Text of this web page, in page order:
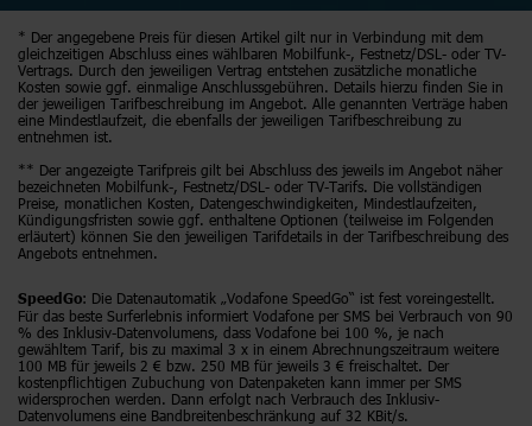
* Der angegebene Preis für diesen Artikel gilt nur in Verbindung mit dem
gleichzeitigen Abschluss eines wählbaren Mobilfunk-, Festnetz/DSL- oder TV-
Vertrags. Durch den jeweiligen Vertrag entstehen zusätzliche monatliche
Kosten sowie ggf. einmalige Anschlussgebühren. Details hierzu finden Sie in
der jeweiligen Tarifbeschreibung im Angebot. Alle genannten Verträge haben
eine Mindestlaufzeit, die ebenfalls der jeweiligen Tarifbeschreibung zu
entnehmen ist.
** Der angezeigte Tarifpreis gilt bei Abschluss des jeweils im Angebot näher
bezeichneten Mobilfunk-, Festnetz/DSL- oder TV-Tarifs. Die vollständigen
Preise, monatlichen Kosten, Datengeschwindigkeiten, Mindestlaufzeiten,
Kündigungsfristen sowie ggf. enthaltene Optionen (teilweise im Folgenden
erläutert) können Sie den jeweiligen Tarifdetails in der Tarifbeschreibung des
Angebots entnehmen.
SpeedGo: Die Datenautomatik „Vodafone SpeedGo“ ist fest voreingestellt.
Für das beste Surferlebnis informiert Vodafone per SMS bei Verbrauch von 90
% des Inklusiv-Datenvolumens, dass Vodafone bei 100 %, je nach
gewähltem Tarif, bis zu maximal 3 x in einem Abrechnungszeitraum weitere
100 MB für jeweils 2 € bzw. 250 MB für jeweils 3 € freischaltet. Der
kostenpflichtigen Zubuchung von Datenpaketen kann immer per SMS
widersprochen werden. Dann erfolgt nach Verbrauch des Inklusiv-
Datenvolumens eine Bandbreitenbeschränkung auf 32 KBit/s.